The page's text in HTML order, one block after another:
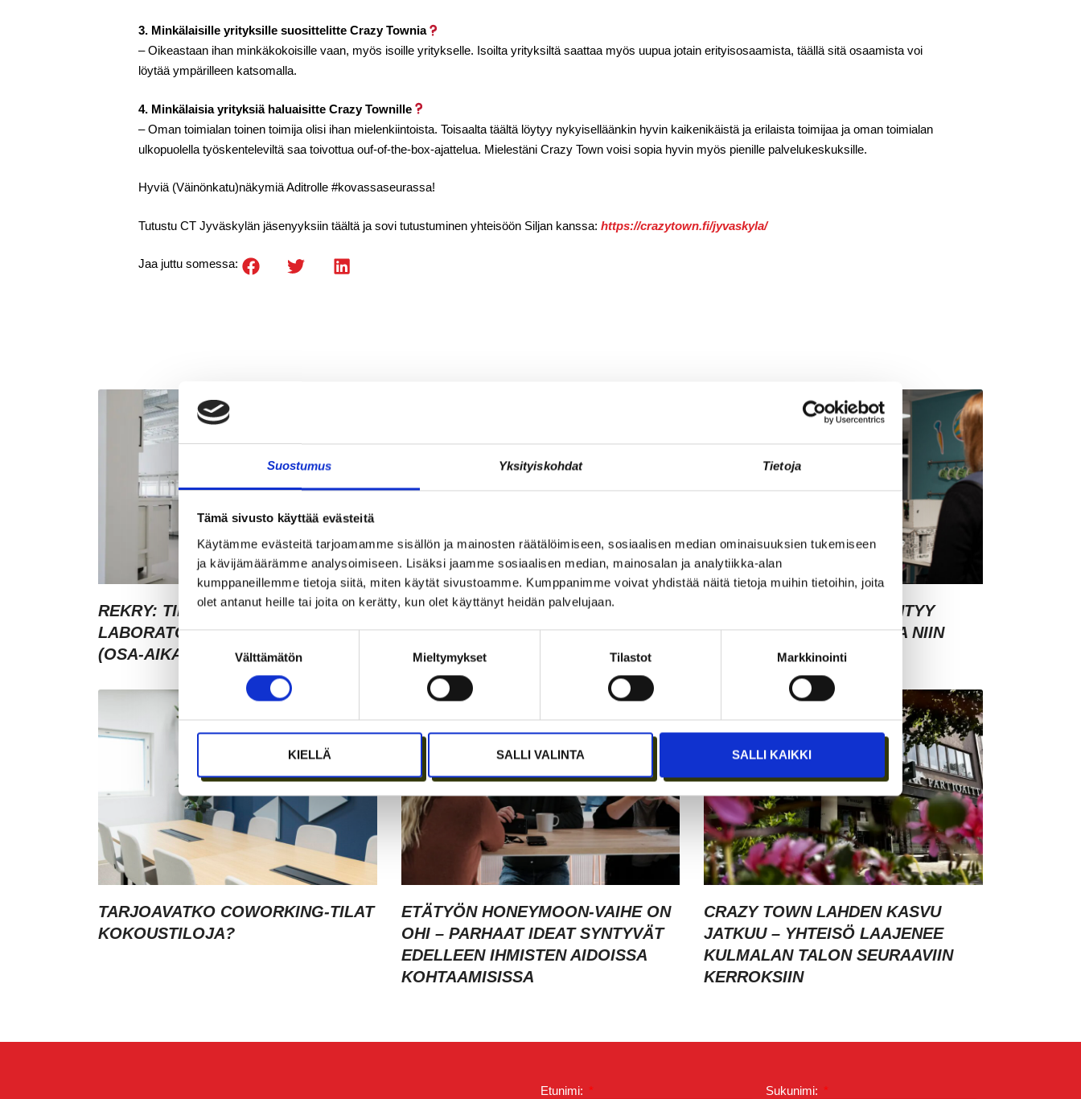
Suostumus Yksityiskohdat Tietoja
Tämä sivusto käyttää evästeitä
Käytämme evästeitä tarjoamamme sisällön ja mainosten räätälöimiseen, sosiaalisen median ominaisuuksien tukemiseen
ja kävijämäärämme analysoimiseen. Lisäksi jaamme sosiaalisen median, mainosalan ja analytiikka-alan
kumppaneillemme tietoja siitä, miten käytät sivustoamme. Kumppanimme voivat yhdistää näitä tietoja muihin tietoihin, joita
olet antanut heille tai joita on kerätty, kun olet käyttänyt heidän palvelujaan.
Suostumuksen
valinta
Välttämätön Mieltymykset Tilastot Markkinointi
KIELLÄ SALLI VALINTA SALLI KAIKKI
3. Minkälaisille yrityksille suosittelitte Crazy Townia
– Oikeastaan ihan minkäkokoisille vaan, myös isoille yritykselle. Isoilta yrityksiltä saattaa myös uupua jotain erityisosaamista, täällä sitä osaamista voi
löytää ympärilleen katsomalla.
4. Minkälaisia yrityksiä haluaisitte Crazy Townille
– Oman toimialan toinen toimija olisi ihan mielenkiintoista. Toisaalta täältä löytyy nykyiselläänkin hyvin kaikenikäistä ja erilaista toimijaa ja oman toimialan
ulkopuolella työskenteleviltä saa toivottua ouf-of-the-box-ajattelua. Mielestäni Crazy Town voisi sopia hyvin myös pienille palvelukeskuksille.
Hyviä (Väinönkatu)näkymiä Aditrolle #kovassaseurassa!
Tutustu CT Jyväskylän jäsenyyksiin täältä ja sovi tutustuminen yhteisöön Siljan kanssa: https://crazytown.fi/jyvaskyla/
Jaa juttu somessa:
REKRY: TILA- JA
LABORATORIOKOORDINAATTORI
(OSA-AIKAINEN)
JÄSENEN KYNÄSTÄ – TILA
MERKITSEE MARKKINOINNISSA –
KUUKIN EEVA RISTKARI
ASIAKASYMMÄRRYS SYNTYY
IHMISTEN KESKELLÄ – JA NIIN
SYNTYY MYÖS MYYNTI
TARJOAVATKO COWORKING-TILAT
KOKOUSTILOJA?
ETÄTYÖN HONEYMOON-VAIHE ON
OHI – PARHAAT IDEAT SYNTYVÄT
EDELLEEN IHMISTEN AIDOISSA
KOHTAAMISISSA
CRAZY TOWN LAHDEN KASVU
JATKUU – YHTEISÖ LAAJENEE
KULMALAN TALON SEURAAVIIN
KERROKSIIN
Etunimi: Sukunimi: